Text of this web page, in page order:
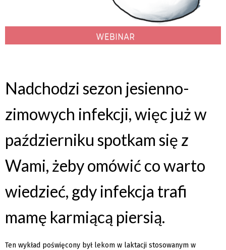
Nadchodzi sezon jesienno-
zimowych infekcji, więc już w
październiku spotkam się z
Wami, żeby omówić co warto
wiedzieć, gdy infekcja trafi
mamę karmiącą piersią.
Ten wykład poświęcony był lekom w laktacji stosowanym w